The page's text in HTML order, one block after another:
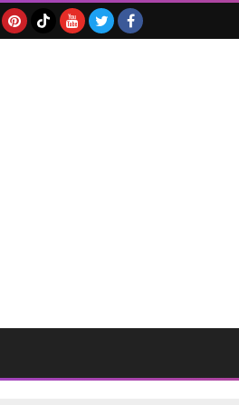
الرجوب يلتقي
في لبنان
الشيخ ابو بلال